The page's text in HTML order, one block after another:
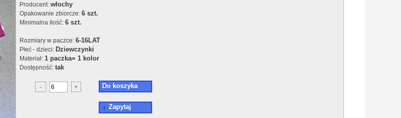
Producent: włochy
Opakowanie zbiorcze: 6 szt.
Minimalna ilość: 6 szt.
Rozmiary w paczce: 6-16LAT
Płeć - dzieci: Dziewczynki
Materiał: 1 paczka= 1 kolor
Dostępność: tak
- + Do koszyka
Zapytaj